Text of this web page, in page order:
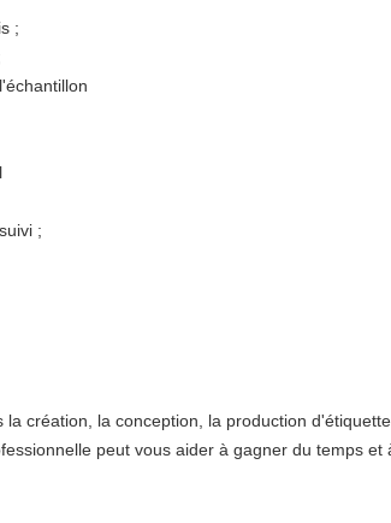
;
;
création, la conception, la production
peut vous aider à gagner du temps et